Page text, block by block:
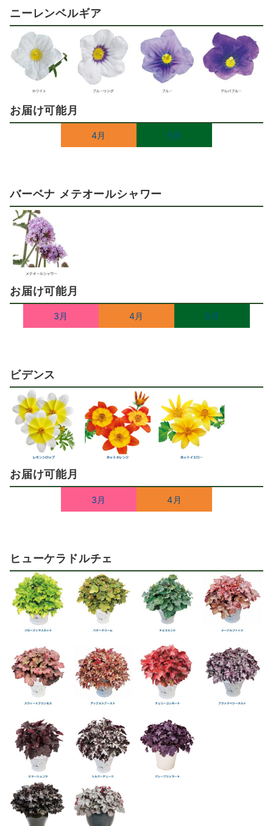
ニーレンベルギア
お届け可能月
4月 5月
バーベナ メテオールシャワー
お届け可能月
3月 4月 5月
ビデンス
お届け可能月
3月 4月
ヒューケラドルチェ